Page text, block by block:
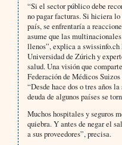
“Si el sector público debe
no pagar facturas. Si hiciera
país, se enfrentaría a
asume que las
llenos”, explica a
Universidad de Zúrich y
salud. Una visión que
Federación de Médicos
“Desde hace dos o tres años
deuda de algunos países se
Muchos hospitales y seguros
quiebra. Y antes de negar el
a sus proveedores”, precisa.